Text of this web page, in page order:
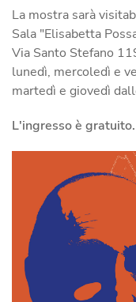
La mostra sarà
Sala "Elisabetta
Via Santo Stefano
lunedì, mercoledì e
martedì e giovedì
L'ingresso è gratuito.